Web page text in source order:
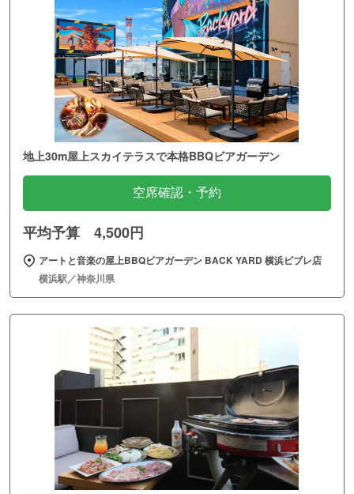
地上30m屋上スカイテラスで本格BBQビアガーデン
空席確認・予約
平均予算 4,500円
アートと音楽の屋上BBQビアガーデン BACK YARD 横浜ビブレ店
横浜駅／神奈川県